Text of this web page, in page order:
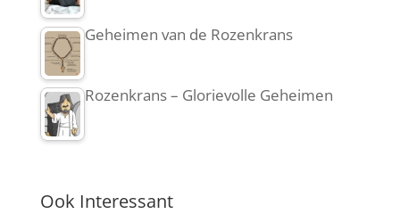
Geheimen van de Rozenkrans
Rozenkrans – Glorievolle Geheimen
Ook Interessant